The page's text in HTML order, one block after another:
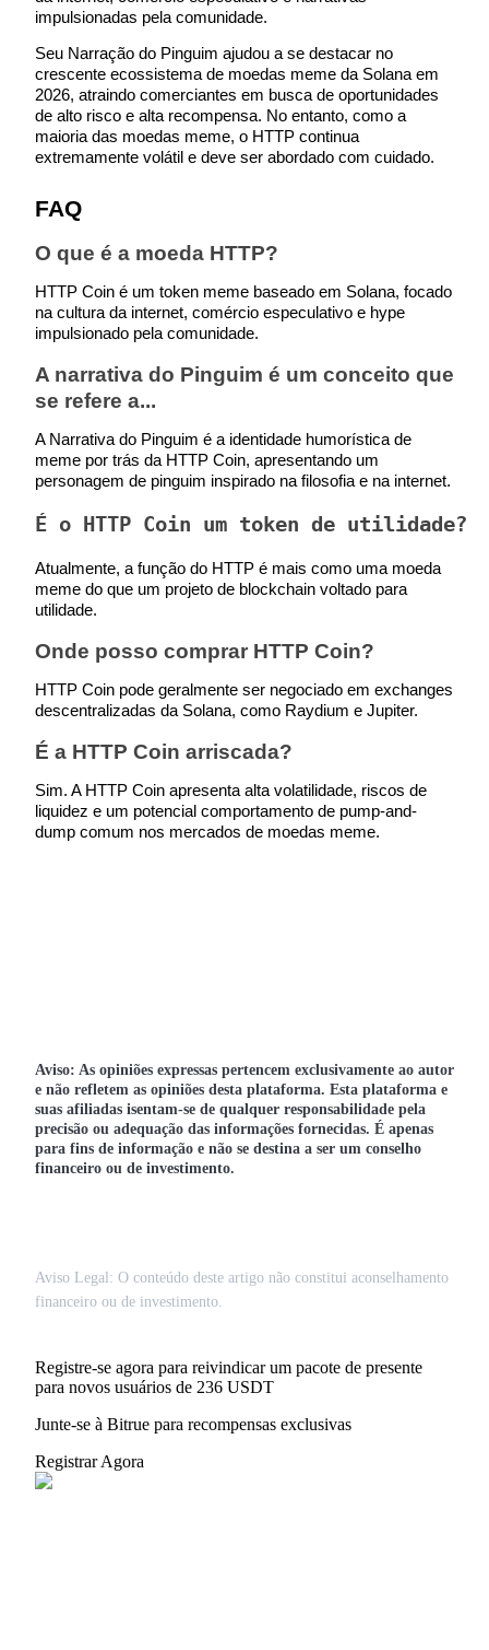
impulsionadas pela comunidade.
Seu Narração do Pinguim ajudou a se destacar no
crescente ecossistema de moedas meme da Solana em
2026, atraindo comerciantes em busca de oportunidades
de alto risco e alta recompensa. No entanto, como a
maioria das moedas meme, o HTTP continua
extremamente volátil e deve ser abordado com cuidado.
FAQ
O que é a moeda HTTP?
HTTP Coin é um token meme baseado em Solana, focado
na cultura da internet, comércio especulativo e hype
impulsionado pela comunidade.
A narrativa do Pinguim é um conceito que
se refere a...
A Narrativa do Pinguim é a identidade humorística de
meme por trás da HTTP Coin, apresentando um
personagem de pinguim inspirado na filosofia e na internet.
É o HTTP Coin um token de utilidade?
Atualmente, a função do HTTP é mais como uma moeda
meme do que um projeto de blockchain voltado para
utilidade.
Onde posso comprar HTTP Coin?
HTTP Coin pode geralmente ser negociado em exchanges
descentralizadas da Solana, como Raydium e Jupiter.
É a HTTP Coin arriscada?
Sim. A HTTP Coin apresenta alta volatilidade, riscos de
liquidez e um potencial comportamento de pump-and-
dump comum nos mercados de moedas meme.
Aviso: As opiniões expressas pertencem exclusivamente ao autor
e não refletem as opiniões desta plataforma. Esta plataforma e
suas afiliadas isentam-se de qualquer responsabilidade pela
precisão ou adequação das informações fornecidas. É apenas
para fins de informação e não se destina a ser um conselho
financeiro ou de investimento.
Aviso Legal: O conteúdo deste artigo não constitui aconselhamento
financeiro ou de investimento.
Registre-se agora para reivindicar um pacote de presente
para novos usuários de 236 USDT
Junte-se à Bitrue para recompensas exclusivas
Registrar Agora